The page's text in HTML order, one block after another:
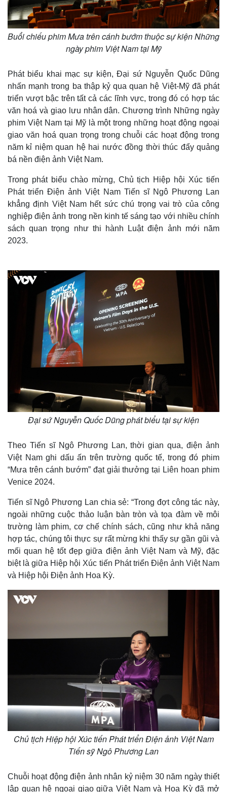
Quan sát
Cuộc sống đó đây
Hồ sơ
Multimedia
Video
Ảnh
E-Magazine
Infographic
Buổi chiếu phim Mưa trên cánh bướm thuộc sự kiện Những
ngày phim Việt Nam tại Mỹ
Phát biểu khai mạc sự kiện, Đại sứ Nguyễn Quốc Dũng
nhấn mạnh trong ba thập kỷ qua quan hệ Việt-Mỹ đã phát
triển vượt bậc trên tất cả các lĩnh vực, trong đó có hợp tác
văn hoá và giao lưu nhân dân. Chương trình Những ngày
phim Việt Nam tại Mỹ là một trong những hoạt động ngoại
giao văn hoá quan trọng trong chuỗi các hoạt động trong
năm kỉ niệm quan hệ hai nước đồng thời thúc đẩy quảng
bá nền điện ảnh Việt Nam.
Trong phát biểu chào mừng, Chủ tịch Hiệp hội Xúc tiến
Phát triển Điện ảnh Việt Nam Tiến sĩ Ngô Phương Lan
khẳng định Việt Nam hết sức chú trọng vai trò của công
nghiệp điện ảnh trong nền kinh tế sáng tạo với nhiều chính
sách quan trọng như thi hành Luật điện ảnh mới năm
2023.
Đại sứ Nguyễn Quốc Dũng phát biểu tại sự kiện
Theo Tiến sĩ Ngô Phương Lan, thời gian qua, điện ảnh
Việt Nam ghi dấu ấn trên trường quốc tế, trong đó phim
“Mưa trên cánh bướm” đạt giải thưởng tại Liên hoan phim
Venice 2024.
Tiến sĩ Ngô Phương Lan chia sẻ: “Trong đợt công tác này,
ngoài những cuộc thảo luận bàn tròn và tọa đàm về môi
trường làm phim, cơ chế chính sách, cũng như khả năng
hợp tác, chúng tôi thực sự rất mừng khi thấy sự gần gũi và
mối quan hệ tốt đẹp giữa điện ảnh Việt Nam và Mỹ, đặc
biệt là giữa Hiệp hội Xúc tiến Phát triển Điện ảnh Việt Nam
và Hiệp hội Điện ảnh Hoa Kỳ.
Chủ tịch Hiệp hội Xúc tiến Phát triển Điện ảnh Việt Nam
Tiến sỹ Ngô Phương Lan
Chuỗi hoạt động điện ảnh nhân kỷ niệm 30 năm ngày thiết
lập quan hệ ngoại giao giữa Việt Nam và Hoa Kỳ đã mở